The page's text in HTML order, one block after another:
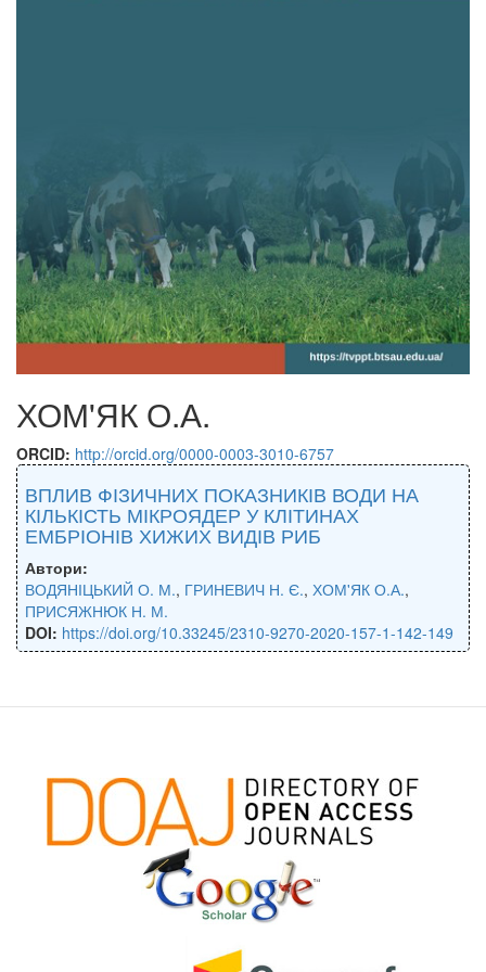
ХОМ'ЯК О.А.
ORCID: http://orcid.org/0000-0003-3010-6757
ВПЛИВ ФІЗИЧНИХ ПОКАЗНИКІВ ВОДИ НА
КІЛЬКІСТЬ МІКРОЯДЕР У КЛІТИНАХ
ЕМБРІОНІВ ХИЖИХ ВИДІВ РИБ
Автори:
ВОДЯНІЦЬКИЙ О. М., ГРИНЕВИЧ Н. Є., ХОМ'ЯК О.А.,
ПРИСЯЖНЮК Н. М.
DOI: https://doi.org/10.33245/2310-9270-2020-157-1-142-149